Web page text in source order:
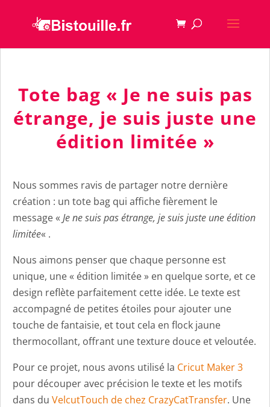
Tote bag « Je ne suis pas
étrange, je suis juste une
édition limitée »
Nous sommes ravis de partager notre dernière
création : un tote bag qui affiche fièrement le
message « Je ne suis pas étrange, je suis juste une édition
limitée« .
Nous aimons penser que chaque personne est
unique, une « édition limitée » en quelque sorte, et ce
design reflète parfaitement cette idée. Le texte est
accompagné de petites étoiles pour ajouter une
touche de fantaisie, et tout cela en flock jaune
thermocollant, offrant une texture douce et veloutée.
Pour ce projet, nous avons utilisé la Cricut Maker 3
pour découper avec précision le texte et les motifs
dans du VelcutTouch de chez CrazyCatTransfer. Une